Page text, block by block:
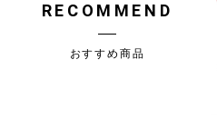
RECOMMEND
おすすめ商品